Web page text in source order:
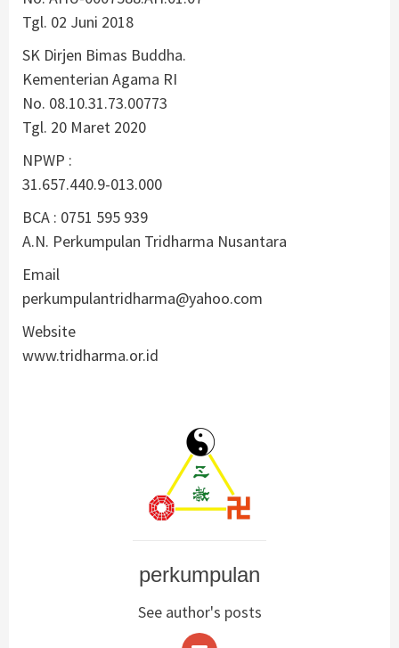
Tgl. 02 Juni 2018
SK Dirjen Bimas Buddha.
Kementerian Agama RI
No. 08.10.31.73.00773
Tgl. 20 Maret 2020
NPWP :
31.657.440.9-013.000
BCA : 0751 595 939
A.N. Perkumpulan Tridharma Nusantara
Email
perkumpulantridharma@yahoo.com
Website
www.tridharma.or.id
perkumpulan
See author's posts